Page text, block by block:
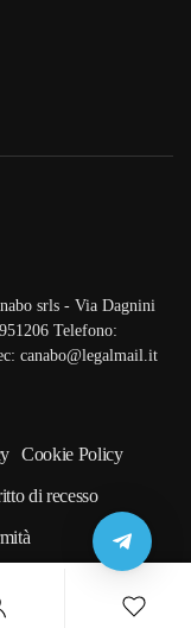
srls - Via Dagnini
Telefono:
canabo@legalmail.it
Cookie Policy
di recesso